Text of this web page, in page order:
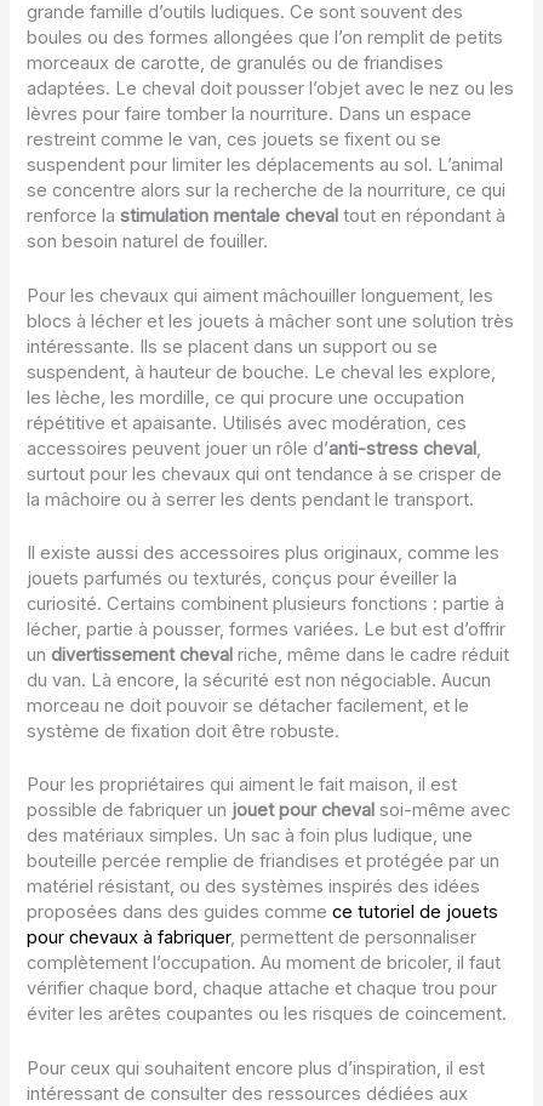
grande famille d’outils ludiques. Ce sont souvent des
boules ou des formes allongées que l’on remplit de petits
morceaux de carotte, de granulés ou de friandises
adaptées. Le cheval doit pousser l’objet avec le nez ou les
lèvres pour faire tomber la nourriture. Dans un espace
restreint comme le van, ces jouets se fixent ou se
suspendent pour limiter les déplacements au sol. L’animal
se concentre alors sur la recherche de la nourriture, ce qui
renforce lastimulation mentale cheval tout en répondant à
son besoin naturel de fouiller.
Pour les chevaux qui aiment mâchouiller longuement, les
blocs à lécher et les jouets à mâcher sont une solution très
intéressante. Ils se placent dans un support ou se
suspendent, à hauteur de bouche. Le cheval les explore,
les lèche, les mordille, ce qui procure une occupation
répétitive et apaisante. Utilisés avec modération, ces
accessoires peuvent jouer un rôle d’anti-stress cheval,
surtout pour les chevaux qui ont tendance à se crisper de
la mâchoire ou à serrer les dents pendant le transport.
Il existe aussi des accessoires plus originaux, comme les
jouets parfumés ou texturés, conçus pour éveiller la
curiosité. Certains combinent plusieurs fonctions : partie à
lécher, partie à pousser, formes variées. Le but est d’offrir
undivertissement cheval riche, même dans le cadre réduit
du van. Là encore, la sécurité est non négociable. Aucun
morceau ne doit pouvoir se détacher facilement, et le
système de fixation doit être robuste.
Pour les propriétaires qui aiment le fait maison, il est
possible de fabriquer un jouet pour cheval soi-même avec
des matériaux simples. Un sac à foin plus ludique, une
bouteille percée remplie de friandises et protégée par un
matériel résistant, ou des systèmes inspirés des idées
proposées dans des guides commece tutoriel de jouets
pour chevaux à fabriquer, permettent de personnaliser
complètement l’occupation. Au moment de bricoler, il faut
vérifier chaque bord, chaque attache et chaque trou pour
éviter les arêtes coupantes ou les risques de coincement.
Pour ceux qui souhaitent encore plus d’inspiration, il est
intéressant de consulter des ressources dédiées aux